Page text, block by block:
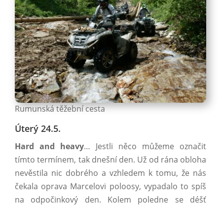
Rumunská těžební cesta
Úterý 24.5.
Hard and heavy… Jestli něco můžeme označit
tímto termínem, tak dnešní den. Už od rána obloha
nevěstila nic dobrého a vzhledem k tomu, že nás
čekala oprava Marcelovi poloosy, vypadalo to spíš
na odpočinkový den. Kolem poledne se déšť